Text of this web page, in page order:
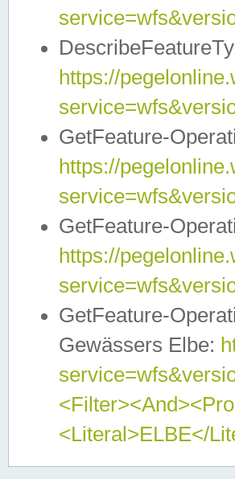
https://
GetFeature-
https://
GetFeature-
https://
GetFeature-
Gewässers Elbe:
<Literal>ELBE</